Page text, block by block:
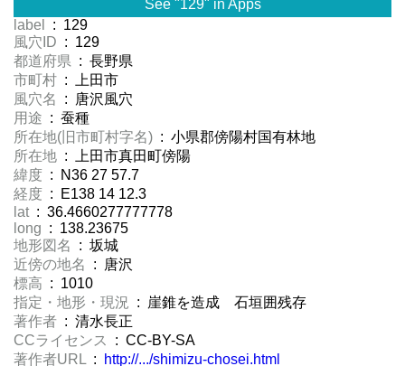
See "129" in Apps
label
: 129
風穴ID : 129
都道府県 : 長野県
市町村 : 上田市
風穴名
: 唐沢風穴
用途 : 蚕種
所在地(旧市町村字名) : 小県郡傍陽村国有林地
所在地 : 上田市真田町傍陽
緯度 : N36 27 57.7
経度 : E138 14 12.3
lat : 36.4660277777778
long : 138.23675
地形図名
: 坂城
近傍の地名
: 唐沢
標高 : 1010
指定・地形・現況
: 崖錐を造成 石垣囲残存
著作者 : 清水長正
CCライセンス
: CC-BY-SA
著作者URL : http://.../shimizu-chosei.html